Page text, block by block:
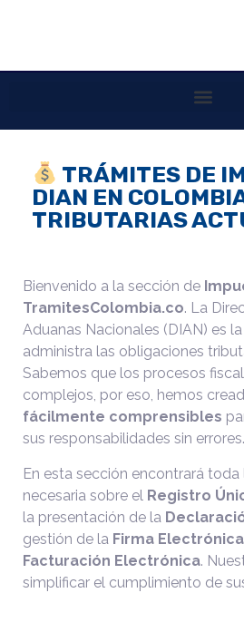
TRÁMITES DE
DIAN EN
TRIBUTARIAS
Bienvenido a la sección de
TramitesColombia.co. La
Aduanas Nacionales (DIAN) es
administra las obligaciones
Sabemos que los procesos
complejos, por eso, hemos
fácilmente comprensibles
sus responsabilidades sin errores.
En esta sección encontrará
necesaria sobre el Registro
la presentación de la
gestión de la Firma Electrónica
Facturación Electrónica.
simplificar el cumplimiento de